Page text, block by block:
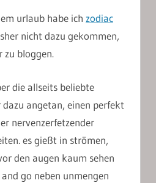
urlaub habe ich zodiac
nicht dazu gekommen,
zu bloggen.
die allseits beliebte
dazu angetan, einen perfekt
nervenzerfetzender
es gießt in strömen,
den augen kaum sehen
go neben unmengen